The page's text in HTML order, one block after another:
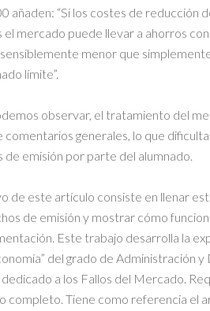
añaden: “Si los costes de
el mercado puede llevar a ahorros
menor que
límite”.
observar, el tratamiento del
comentarios generales, lo que
de emisión por parte del alumnado.
de este artículo consiste en llenar
de emisión y mostrar cómo
Este trabajo desarrolla la
del grado de Administración
a los Fallos del Mercado.
completo. Tiene como referencia el